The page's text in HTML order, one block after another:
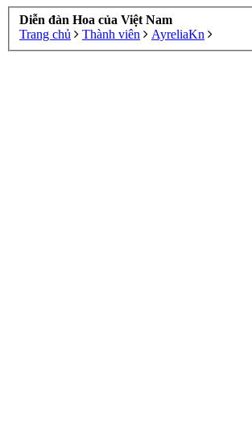
Diễn đàn Hoa của Việt Nam
Trang chủ
Thành viên AyreliaKn